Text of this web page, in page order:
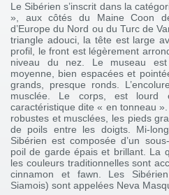
Le Sibérien s’inscrit dans la
», aux côtés du Maine Coon
d’Europe du Nord ou du Turc de
triangle adouci, la tête est large
profil, le front est légèrement
niveau du nez. Le museau
moyenne, bien espacées et
grands, presque ronds.
musclée. Le corps, est lourd
caractéristique dite « en tonneau
robustes et musclées, les pieds
de poils entre les doigts. Mi-
Sibérien est composée d’un
poil de garde épais et brillant. La
les couleurs traditionnelles sont
cinnamon et fawn. Les
Siamois) sont appelées Neva